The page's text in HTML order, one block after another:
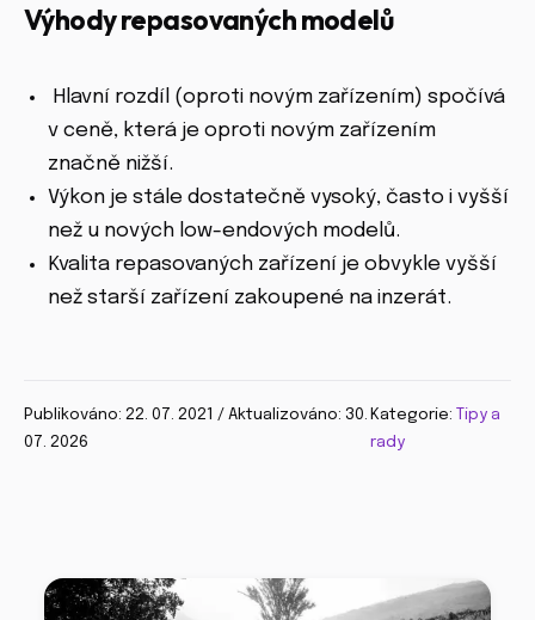
Výhody repasovaných modelů
Hlavní rozdíl (oproti novým zařízením) spočívá
v ceně, která je oproti novým zařízením
značně nižší.
Výkon je stále dostatečně vysoký, často i vyšší
než u nových low-endových modelů.
Kvalita repasovaných zařízení je obvykle vyšší
než starší zařízení zakoupené na inzerát.
Publikováno: 22. 07. 2021 / Aktualizováno: 30.
07. 2026
Kategorie:
Tipy a
rady